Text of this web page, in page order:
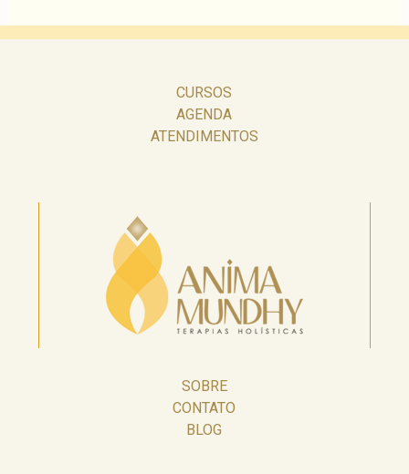
CURSOS
AGENDA
ATENDIMENTOS
SOBRE
CONTATO
BLOG